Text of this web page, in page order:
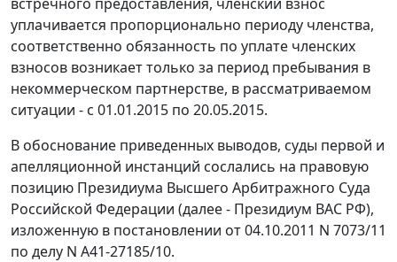
уплачивается пропорционально периоду членства,
соответственно обязанность по уплате членских
взносов возникает только за период пребывания в
некоммерческом партнерстве, в рассматриваемом
ситуации - с 01.01.2015 по 20.05.2015.
В обоснование приведенных выводов, суды первой и
апелляционной инстанций сослались на правовую
позицию Президиума Высшего Арбитражного Суда
Российской Федерации (далее - Президиум ВАС РФ),
изложенную в постановлении от 04.10.2011 N 7073/11
по делу N А41-27185/10.